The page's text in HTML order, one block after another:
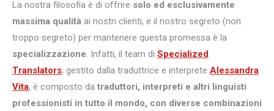
La nostra filosofia è di offrire solo ed esclusivamente
massima qualità ai nostri clienti, e il nostro segreto (non
troppo segreto) per mantenere questa promessa è la
specializzazione. Infatti, il team di Specialized
Translators, gestito dalla traduttrice e interprete Alessandra
Vita, è composto da traduttori, interpreti e altri linguisti
professionisti in tutto il mondo, con diverse combinazioni